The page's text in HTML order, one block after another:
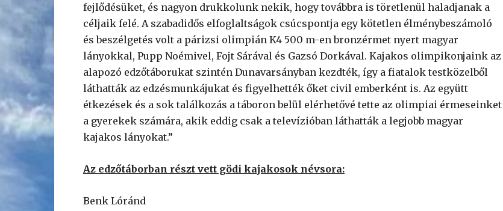
fejlődésüket, és nagyon drukkolunk nekik, hogy továbbra is töretlenül haladjanak a
céljaik felé. A szabadidős elfoglaltságok csúcspontja egy kötetlen élménybeszámoló
és beszélgetés volt a párizsi olimpián K4 500 m-en bronzérmet nyert magyar
lányokkal, Pupp Noémivel, Fojt Sárával és Gazsó Dorkával. Kajakos olimpikonjaink az
alapozó edzőtáborukat szintén Dunavarsányban kezdték, így a fiatalok testközelből
láthatták az edzésmunkájukat és figyelhették őket civil emberként is. Az együtt
étkezések és a sok találkozás a táboron belül elérhetővé tette az olimpiai érmeseinket
a gyerekek számára, akik eddig csak a televízióban láthatták a legjobb magyar
kajakos lányokat.”
Az edzőtáborban részt vett gödi kajakosok névsora:
Benk Lóránd